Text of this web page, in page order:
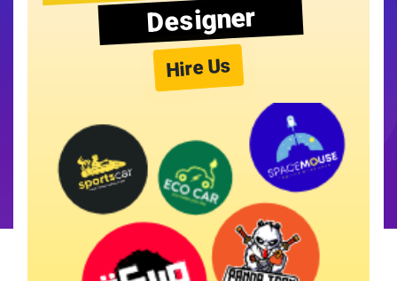
Designer
Hire Us